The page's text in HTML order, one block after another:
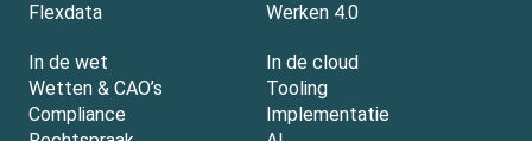
Flexdata
Werken 4.0
In de wet
Wetten & CAO’s
Compliance
In de cloud
Tooling
Implementatie